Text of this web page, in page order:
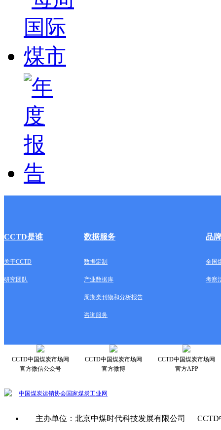
CCTD是谁 数据服务 品
关于CCTD 数据定制 全国
研究团队 产业数据库 考察
周期类刊物和分析报告
咨询服务
CCTD中国煤炭市场网
官方微信公众号
CCTD中国煤炭市场网
官方微博
CCTD中国煤炭市场网
官方APP
中国煤炭运销协会国家煤炭工业网
主办单位：北京中煤时代科技发展有限公司